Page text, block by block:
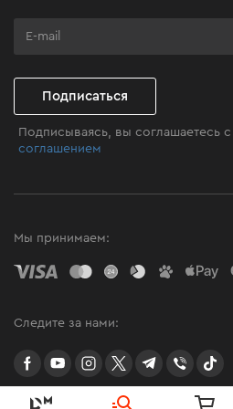
Клуб мастерства
Подписаться
Подписываясь, вы соглашаетесь с
соглашением
Мы принимаем:
Следите за нами:
facebookyoutubeinstagramtwittertelegram
Viber TikTok